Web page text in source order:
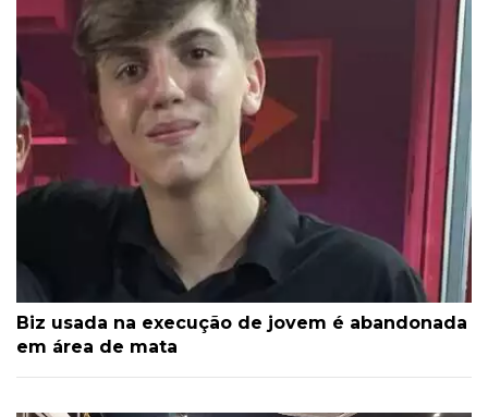
Biz usada na execução de jovem é abandonada
em área de mata